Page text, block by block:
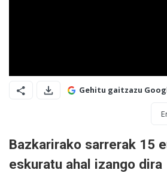
Gehitu gaitzazu
Bazkarirako sarrerak 15
eskuratu ahal izango dira